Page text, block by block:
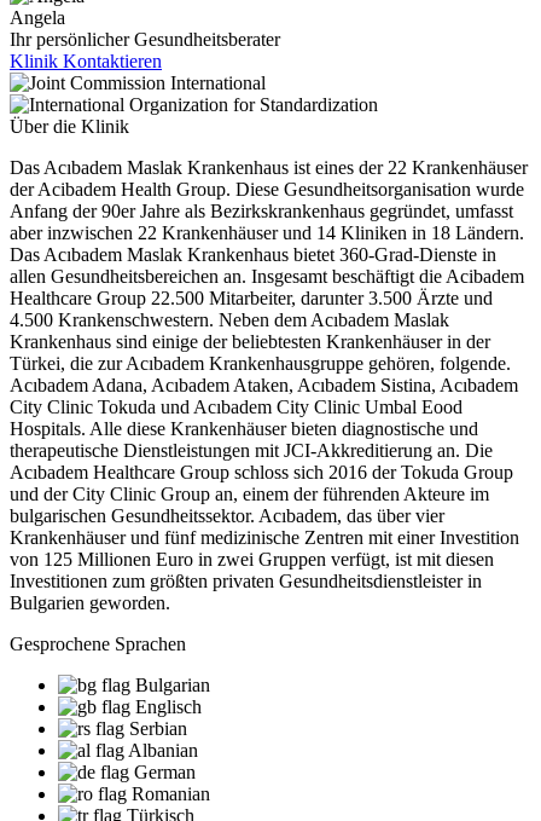
Angela
Ihr persönlicher Gesundheitsberater
Klinik Kontaktieren
Über die Klinik
Das Acıbadem Maslak Krankenhaus ist eines der 22 Krankenhäuser
der Acibadem Health Group. Diese Gesundheitsorganisation wurde
Anfang der 90er Jahre als Bezirkskrankenhaus gegründet, umfasst
aber inzwischen 22 Krankenhäuser und 14 Kliniken in 18 Ländern.
Das Acıbadem Maslak Krankenhaus bietet 360-Grad-Dienste in
allen Gesundheitsbereichen an. Insgesamt beschäftigt die Acibadem
Healthcare Group 22.500 Mitarbeiter, darunter 3.500 Ärzte und
4.500 Krankenschwestern. Neben dem Acıbadem Maslak
Krankenhaus sind einige der beliebtesten Krankenhäuser in der
Türkei, die zur Acıbadem Krankenhausgruppe gehören, folgende.
Acıbadem Adana, Acıbadem Ataken, Acıbadem Sistina, Acıbadem
City Clinic Tokuda und Acıbadem City Clinic Umbal Eood
Hospitals. Alle diese Krankenhäuser bieten diagnostische und
therapeutische Dienstleistungen mit JCI-Akkreditierung an. Die
Acıbadem Healthcare Group schloss sich 2016 der Tokuda Group
und der City Clinic Group an, einem der führenden Akteure im
bulgarischen Gesundheitssektor. Acıbadem, das über vier
Krankenhäuser und fünf medizinische Zentren mit einer Investition
von 125 Millionen Euro in zwei Gruppen verfügt, ist mit diesen
Investitionen zum größten privaten Gesundheitsdienstleister in
Bulgarien geworden.
Gesprochene Sprachen
Bulgarian
Englisch
Serbian
Albanian
German
Romanian
Türkisch